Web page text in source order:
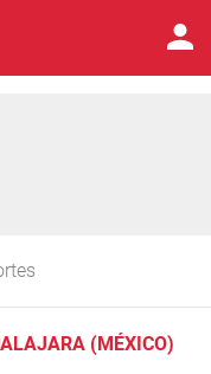
(MÉXICO)